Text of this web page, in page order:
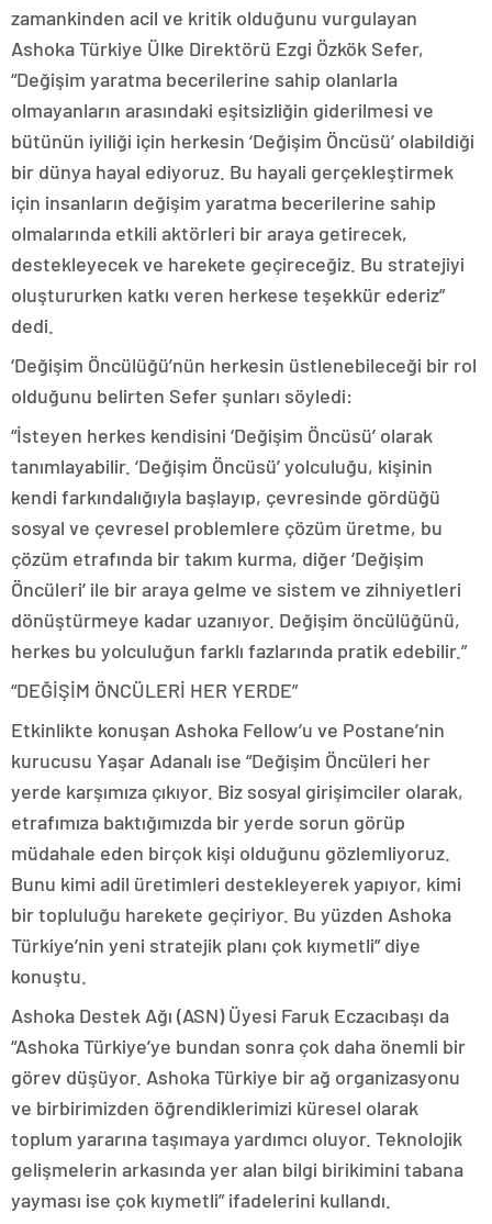
zamankinden acil ve kritik olduğunu vurgulayan
Ashoka Türkiye Ülke Direktörü Ezgi Özkök Sefer,
“Değişim yaratma becerilerine sahip olanlarla
olmayanların arasındaki eşitsizliğin giderilmesi ve
bütünün iyiliği için herkesin ‘Değişim Öncüsü’ olabildiği
bir dünya hayal ediyoruz. Bu hayali gerçekleştirmek
için insanların değişim yaratma becerilerine sahip
olmalarında etkili aktörleri bir araya getirecek,
destekleyecek ve harekete geçireceğiz. Bu stratejiyi
oluştururken katkı veren herkese teşekkür ederiz”
dedi.
‘Değişim Öncülüğü’nün herkesin üstlenebileceği bir rol
olduğunu belirten Sefer şunları söyledi:
“İsteyen herkes kendisini ‘Değişim Öncüsü’ olarak
tanımlayabilir. ‘Değişim Öncüsü’ yolculuğu, kişinin
kendi farkındalığıyla başlayıp, çevresinde gördüğü
sosyal ve çevresel problemlere çözüm üretme, bu
çözüm etrafında bir takım kurma, diğer ‘Değişim
Öncüleri’ ile bir araya gelme ve sistem ve zihniyetleri
dönüştürmeye kadar uzanıyor. Değişim öncülüğünü,
herkes bu yolculuğun farklı fazlarında pratik edebilir.”
“DEĞİŞİM ÖNCÜLERİ HER YERDE”
Etkinlikte konuşan Ashoka Fellow’u ve Postane’nin
kurucusu Yaşar Adanalı ise “Değişim Öncüleri her
yerde karşımıza çıkıyor. Biz sosyal girişimciler olarak,
etrafımıza baktığımızda bir yerde sorun görüp
müdahale eden birçok kişi olduğunu gözlemliyoruz.
Bunu kimi adil üretimleri destekleyerek yapıyor, kimi
bir topluluğu harekete geçiriyor. Bu yüzden Ashoka
Türkiye’nin yeni stratejik planı çok kıymetli” diye
konuştu.
Ashoka Destek Ağı (ASN) Üyesi Faruk Eczacıbaşı da
“Ashoka Türkiye’ye bundan sonra çok daha önemli bir
görev düşüyor. Ashoka Türkiye bir ağ organizasyonu
ve birbirimizden öğrendiklerimizi küresel olarak
toplum yararına taşımaya yardımcı oluyor. Teknolojik
gelişmelerin arkasında yer alan bilgi birikimini tabana
yayması ise çok kıymetli” ifadelerini kullandı.